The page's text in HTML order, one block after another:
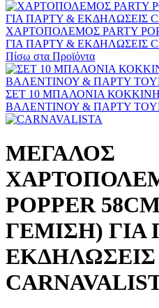
ΧΑΡΤΟΠΟΛΕΜΟΣ PARTY
ΓΙΑ ΠΑΡΤΥ & ΕΚΔΗΛΩΣΕΙΣ
Πίσω στα Προϊόντα
ΣΕΤ 10 ΜΠΑΛΟΝΙΑ ΚΟΚΚΙΝΗ
ΒΑΛΕΝΤΙΝΟΥ & ΠΑΡΤΥ
ΜΕΓΑΛΟΣ
POPPER
ΓΕΜΙΣΗ) ΓΙΑ
ΕΚΔΗΛΩΣΕΙΣ